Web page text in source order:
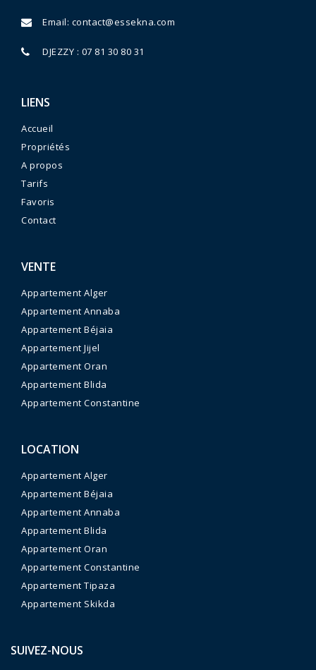
Email: contact@essekna.com
DJEZZY : 07 81 30 80 31
LIENS
Accueil
Propriétés
A propos
Tarifs
Favoris
Contact
VENTE
Appartement Alger
Appartement Annaba
Appartement Béjaia
Appartement Jijel
Appartement Oran
Appartement Blida
Appartement Constantine
LOCATION
Appartement Alger
Appartement Béjaia
Appartement Annaba
Appartement Blida
Appartement Oran
Appartement Constantine
Appartement Tipaza
Appartement Skikda
SUIVEZ-NOUS